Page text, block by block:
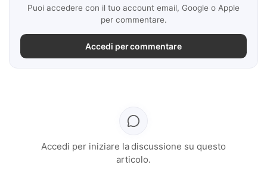
Puoi accedere con il tuo account email, Google o Apple
per commentare.
Accedi per commentare
Accedi per iniziare la discussione su questo
articolo.